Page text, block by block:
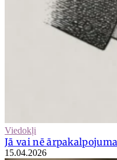
Viedokļi
Jā vai nē
15.04.2026